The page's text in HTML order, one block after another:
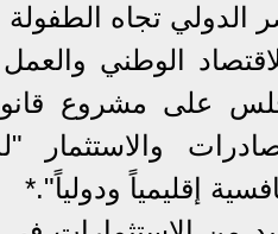
تجاه الطفولة
الوطني
على مشروع
والاستثمار
إقليمياً ودولياً".*